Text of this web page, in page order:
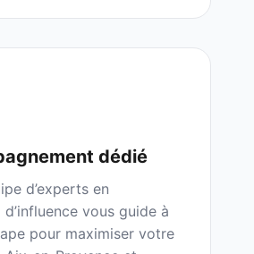
dédié
d’experts en
vous guide à
pour maximiser votre